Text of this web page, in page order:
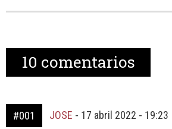
10 comentarios
#001 JOSE - 17 abril 2022 - 19:23